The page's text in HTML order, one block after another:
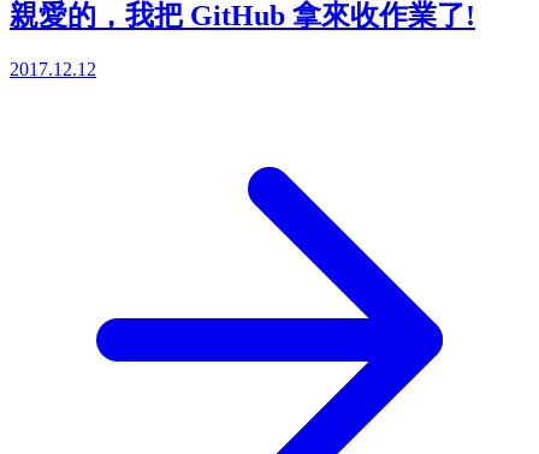
親愛的，我把 GitHub 拿來收作業了!
2017.12.12